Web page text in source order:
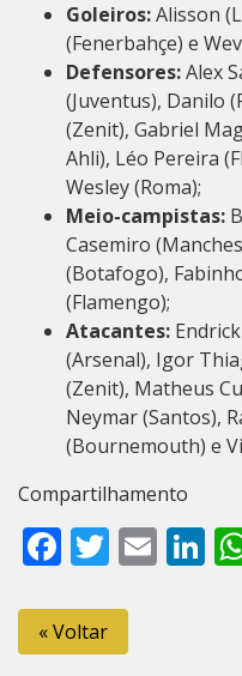
Goleiros:Alisson
(Fenerbahçe) e
Defensores:Alex
(Juventus), Danilo
(Zenit), Gabriel
Ahli), Léo Pereira
Wesley (Roma);
Meio-campistas:
Casemiro
(Botafogo),
(Flamengo);
Atacantes:
(Arsenal), Igor
(Zenit), Matheus
Neymar (Santos),
(Bournemouth) e
Compartilhamento
Facebook
Twitter
« Voltar